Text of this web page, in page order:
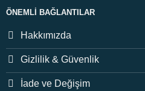
ÖNEMLI BAĞLANTILAR
Hakkımızda
Gizlilik & Güvenlik
İade ve Değişim